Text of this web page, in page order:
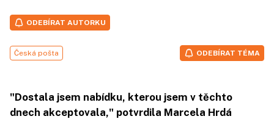
ODEBÍRAT AUTORKU
Česká pošta ODEBÍRAT TÉMA
"Dostala jsem nabídku, kterou jsem v těchto
dnech akceptovala," potvrdila Marcela Hrdá